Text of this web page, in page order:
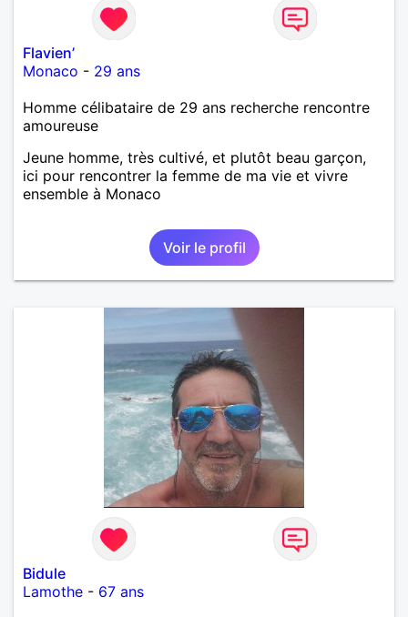
Flavien’
Monaco - 29 ans
Homme célibataire de 29 ans recherche rencontre
amoureuse
Jeune homme, très cultivé, et plutôt beau garçon,
ici pour rencontrer la femme de ma vie et vivre
ensemble à Monaco
Voir le profil
Bidule
Lamothe - 67 ans